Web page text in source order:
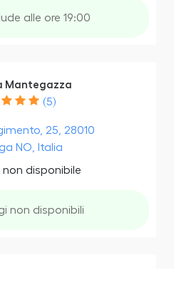
alle ore 19:00
Mantegazza
(5)
25, 28010
NO, Italia
disponibile
non disponibili